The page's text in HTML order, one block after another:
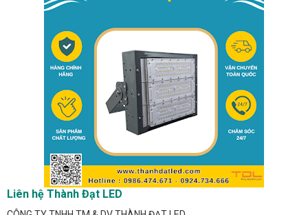
Liên hệ Thành Đạt LED